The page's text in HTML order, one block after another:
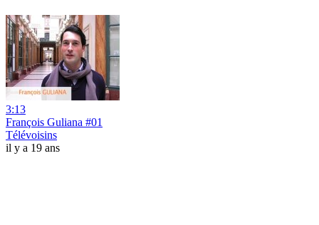
3:13
François Guliana #01
Télévoisins
il y a 19 ans